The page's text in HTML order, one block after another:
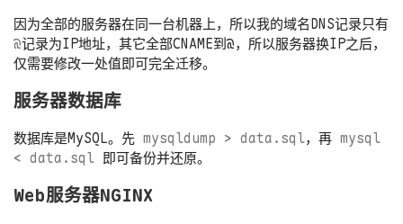
因为全部的服务器在同一台机器上，所以我的域名DNS记录只有
@记录为IP地址，其它全部CNAME到@，所以服务器换IP之后，
仅需要修改一处值即可完全迁移。
服务器数据库
数据库是MySQL。先 mysqldump > data.sql，再 mysql
< data.sql 即可备份并还原。
Web服务器NGINX